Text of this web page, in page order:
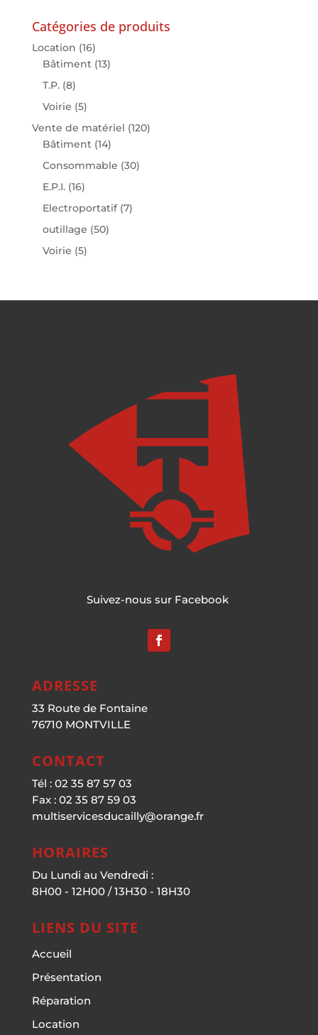
Catégories de produits
Location (16)
Bâtiment (13)
T.P. (8)
Voirie (5)
Vente de matériel (120)
Bâtiment (14)
Consommable (30)
E.P.I. (16)
Electroportatif (7)
outillage (50)
Voirie (5)
Suivez-nous sur Facebook
ADRESSE
33 Route de Fontaine
76710 MONTVILLE
CONTACT
Tél : 02 35 87 57 03
Fax : 02 35 87 59 03
multiservicesducailly@orange.fr
HORAIRES
Du Lundi au Vendredi :
8H00 - 12H00 / 13H30 - 18H30
LIENS DU SITE
Accueil
Présentation
Réparation
Location